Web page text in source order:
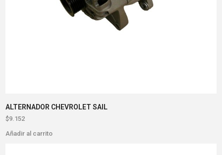
ALTERNADOR CHEVROLET SAIL
$9.152
Añadir al carrito